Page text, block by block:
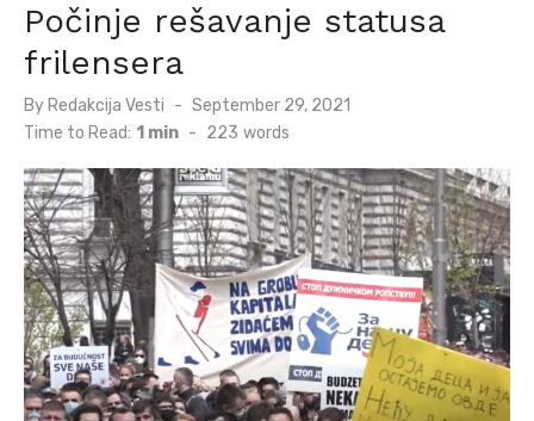
Počinje rešavanje statusa
frilensera
By Redakcija Vesti
Posted
on
September 29, 2021
Time to Read: 1 min - 223 words